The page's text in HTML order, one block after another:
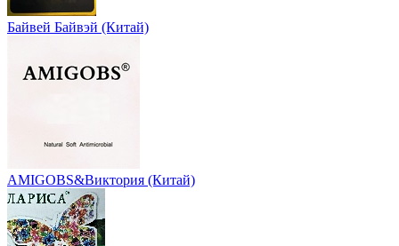
Байвей Байвэй (Китай)
AMIGOBS&Виктория (Китай)